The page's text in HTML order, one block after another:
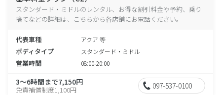
スタンダード・ミドルのレンタル、お得な割引料金や予約、乗り
捨てなどの詳細は、こちらから各店舗にお電話ください。
代表車種 アクア 等
ボディタイプ スタンダード・ミドル
営業時間 08:00-20:00
3～6時間まで7,150円
免責補償制度1,100円 097-537-0100